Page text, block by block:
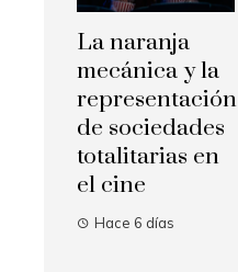
La naranja
mecánica y la
representación
de sociedades
totalitarias en
el cine
Hace 6 días